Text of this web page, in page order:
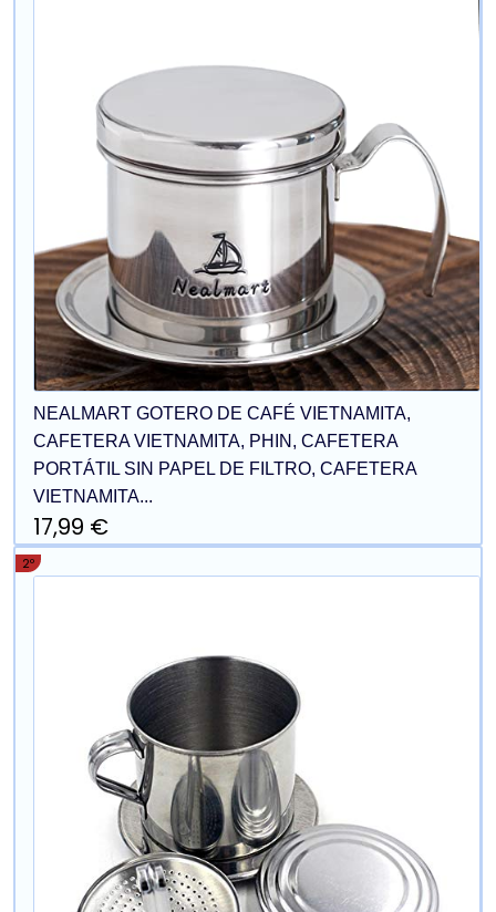
NEALMART GOTERO DE CAFÉ VIETNAMITA,
CAFETERA VIETNAMITA, PHIN, CAFETERA
PORTÁTIL SIN PAPEL DE FILTRO, CAFETERA
VIETNAMITA...
17,99 €
2º